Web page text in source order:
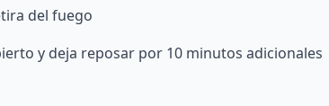
del fuego
y deja reposar por 10 minutos adicionales